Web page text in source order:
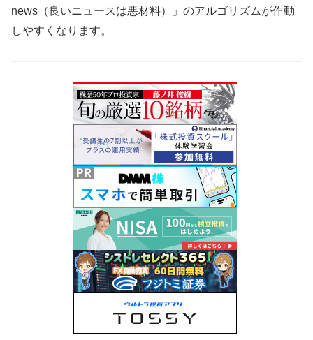
news（良いニュースは悪材料）」のアルゴリズムが作動
しやすくなります。